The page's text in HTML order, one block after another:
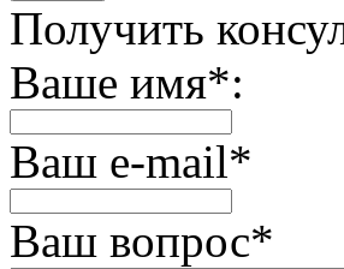
Получить
Ваше имя*:
Ваш e-mail*
Ваш вопрос*